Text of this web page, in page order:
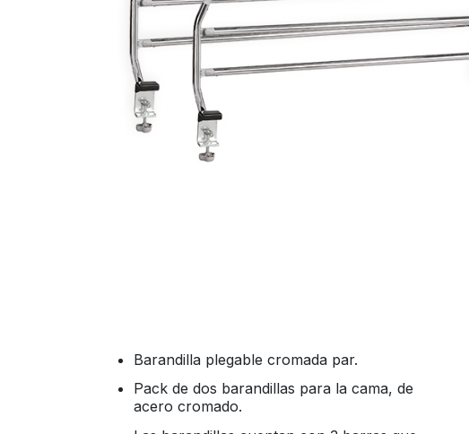
Barandilla plegable cromada par.
Pack de dos barandillas para la cama, de
acero cromado.